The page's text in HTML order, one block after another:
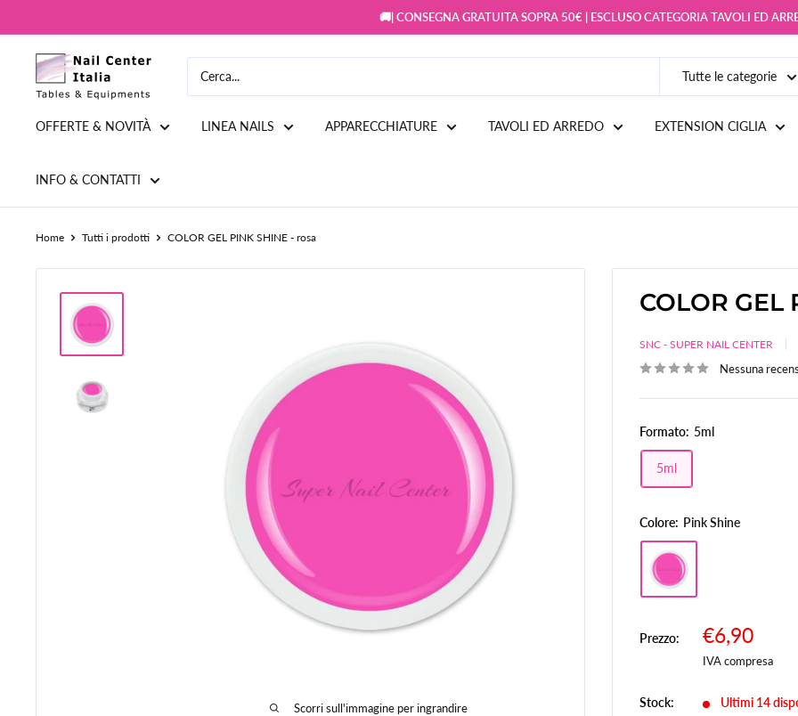
al
contenuto
🚚| CONSEGNA GRATUITA SOPRA 50€ | ESCLUSO CATEGORIA TAVOLI ED
Snc
Nail
Tutte le categorie
OFFERTE & NOVITÀ LINEA NAILS APPARECCHIATURE TAVOLI ED ARREDO EXTENSION CIGLIA
INFO & CONTATTI
Home Tutti i prodotti COLOR GEL PINK SHINE - rosa
Scorri sull'immagine per ingrandire
COLOR GEL
SNC - SUPER NAIL CENTER
Nessuna
Formato: 5ml
5ml
Colore: Pink Shine
Prezzo:
Prezzo
scontato
€6,90
IVA compresa
Stock: Ultimi 14